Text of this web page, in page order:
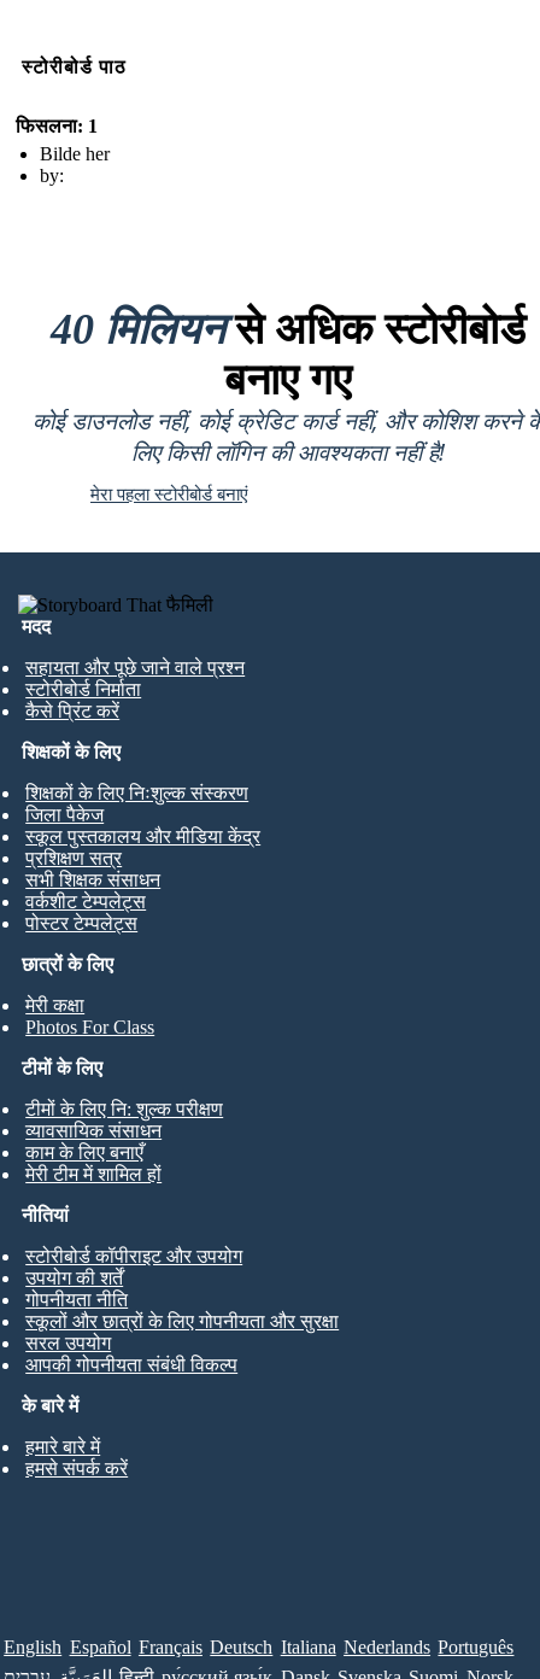
स्टोरीबोर्ड पाठ
फिसलना: 1
Bilde her
by:
40 मिलियनसे अधिक स्टोरीबोर्ड
बनाए गए
कोई डाउनलोड नहीं, कोई क्रेडिट कार्ड नहीं, और कोशिश करने
लिए किसी लॉगिन की आवश्यकता नहीं है!
मेरा पहला स्टोरीबोर्ड बनाएं
मदद
सहायता और पूछे जाने वाले प्रश्न
स्टोरीबोर्ड निर्माता
कैसे प्रिंट करें
छात्रों के लिए
मेरी कक्षा
Photos For Class
शिक्षकों के लिए
शिक्षकों के लिए निःशुल्क संस्करण
जिला पैकेज
स्कूल पुस्तकालय और मीडिया केंद्र
प्रशिक्षण सत्र
सभी शिक्षक संसाधन
वर्कशीट टेम्पलेट्स
पोस्टर टेम्पलेट्स
टीमों के लिए
टीमों के लिए नि: शुल्क परीक्षण
व्यावसायिक संसाधन
काम के लिए बनाएँ
मेरी टीम में शामिल हों
के बारे में
हमारे बारे में
हमसे संपर्क करें
नीतियां
स्टोरीबोर्ड कॉपीराइट और उपयोग
उपयोग की शर्तें
गोपनीयता नीति
स्कूलों और छात्रों के लिए गोपनीयता और सुरक्षा
सरल उपयोग
आपकी गोपनीयता संबंधी विकल्प
English Español Français Deutsch Italiana Nederlands Português